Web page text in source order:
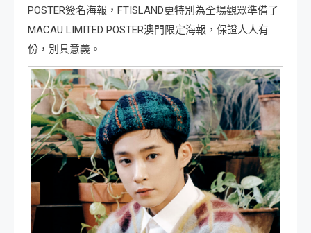
POSTER簽名海報，FTISLAND更特別為全場觀眾準備了
MACAU LIMITED POSTER澳門限定海報，保證人人有
份，別具意義。